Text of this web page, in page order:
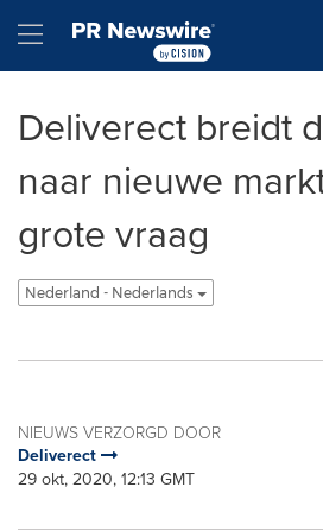
Hamburger menu
Deliverect breidt
naar nieuwe
grote vraag
Nederland - Nederlands
NIEUWS VERZORGD DOOR
Deliverect
29 okt, 2020, 12:13 GMT